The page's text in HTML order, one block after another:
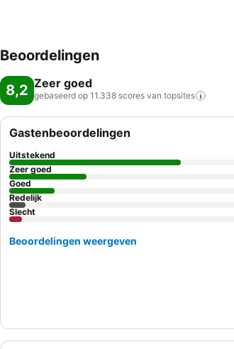
Beoordelingen
8,2 Zeer goed
gebaseerd op 11.338 scores van topsites
Gastenbeoordelingen
Uitstekend
Zeer goed
Goed
Redelijk
Slecht
Beoordelingen weergeven